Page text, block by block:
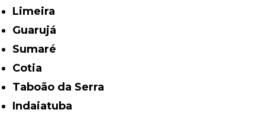
Limeira
Guarujá
Sumaré
Cotia
Taboão da Serra
Indaiatuba